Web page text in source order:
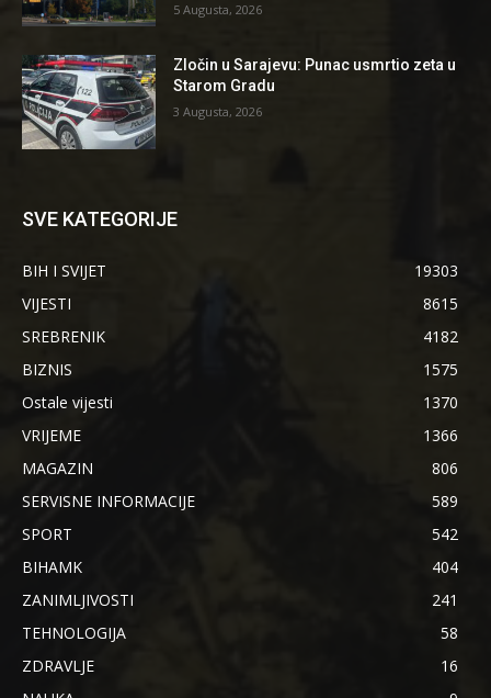
5 Augusta, 2026
Zločin u Sarajevu: Punac usmrtio zeta u
Starom Gradu
3 Augusta, 2026
SVE KATEGORIJE
BIH I SVIJET
19303
VIJESTI
8615
SREBRENIK
4182
BIZNIS
1575
Ostale vijesti
1370
VRIJEME
1366
MAGAZIN
806
SERVISNE INFORMACIJE
589
SPORT
542
BIHAMK
404
ZANIMLJIVOSTI
241
TEHNOLOGIJA
58
ZDRAVLJE
16